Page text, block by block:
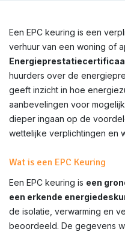
Een EPC keuring is een
verhuur van een woning of
huurders over de
geeft inzicht in hoe
aanbevelingen voor
dieper ingaan op de
wettelijke verplichtingen en
Wat is een EPC Keuring
Een EPC keuring is een
een erkende
de isolatie, verwarming en
beoordeeld. De gegevens